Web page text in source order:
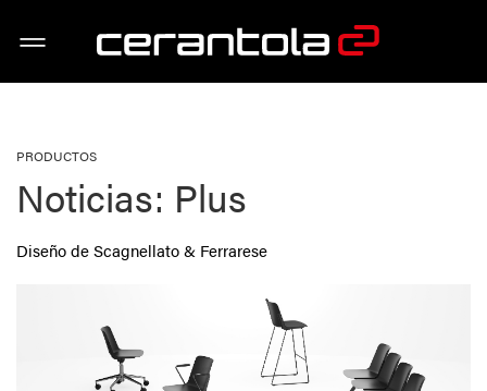
PRODUCTOS
Noticias: Plus
Diseño de Scagnellato & Ferrarese